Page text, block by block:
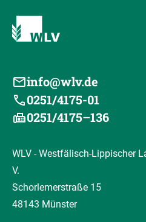
info@wlv.de
0251/4175-01
0251/4175–136
WLV - Westfälisch-Lippischer
V.
Schorlemerstraße 15
48143 Münster